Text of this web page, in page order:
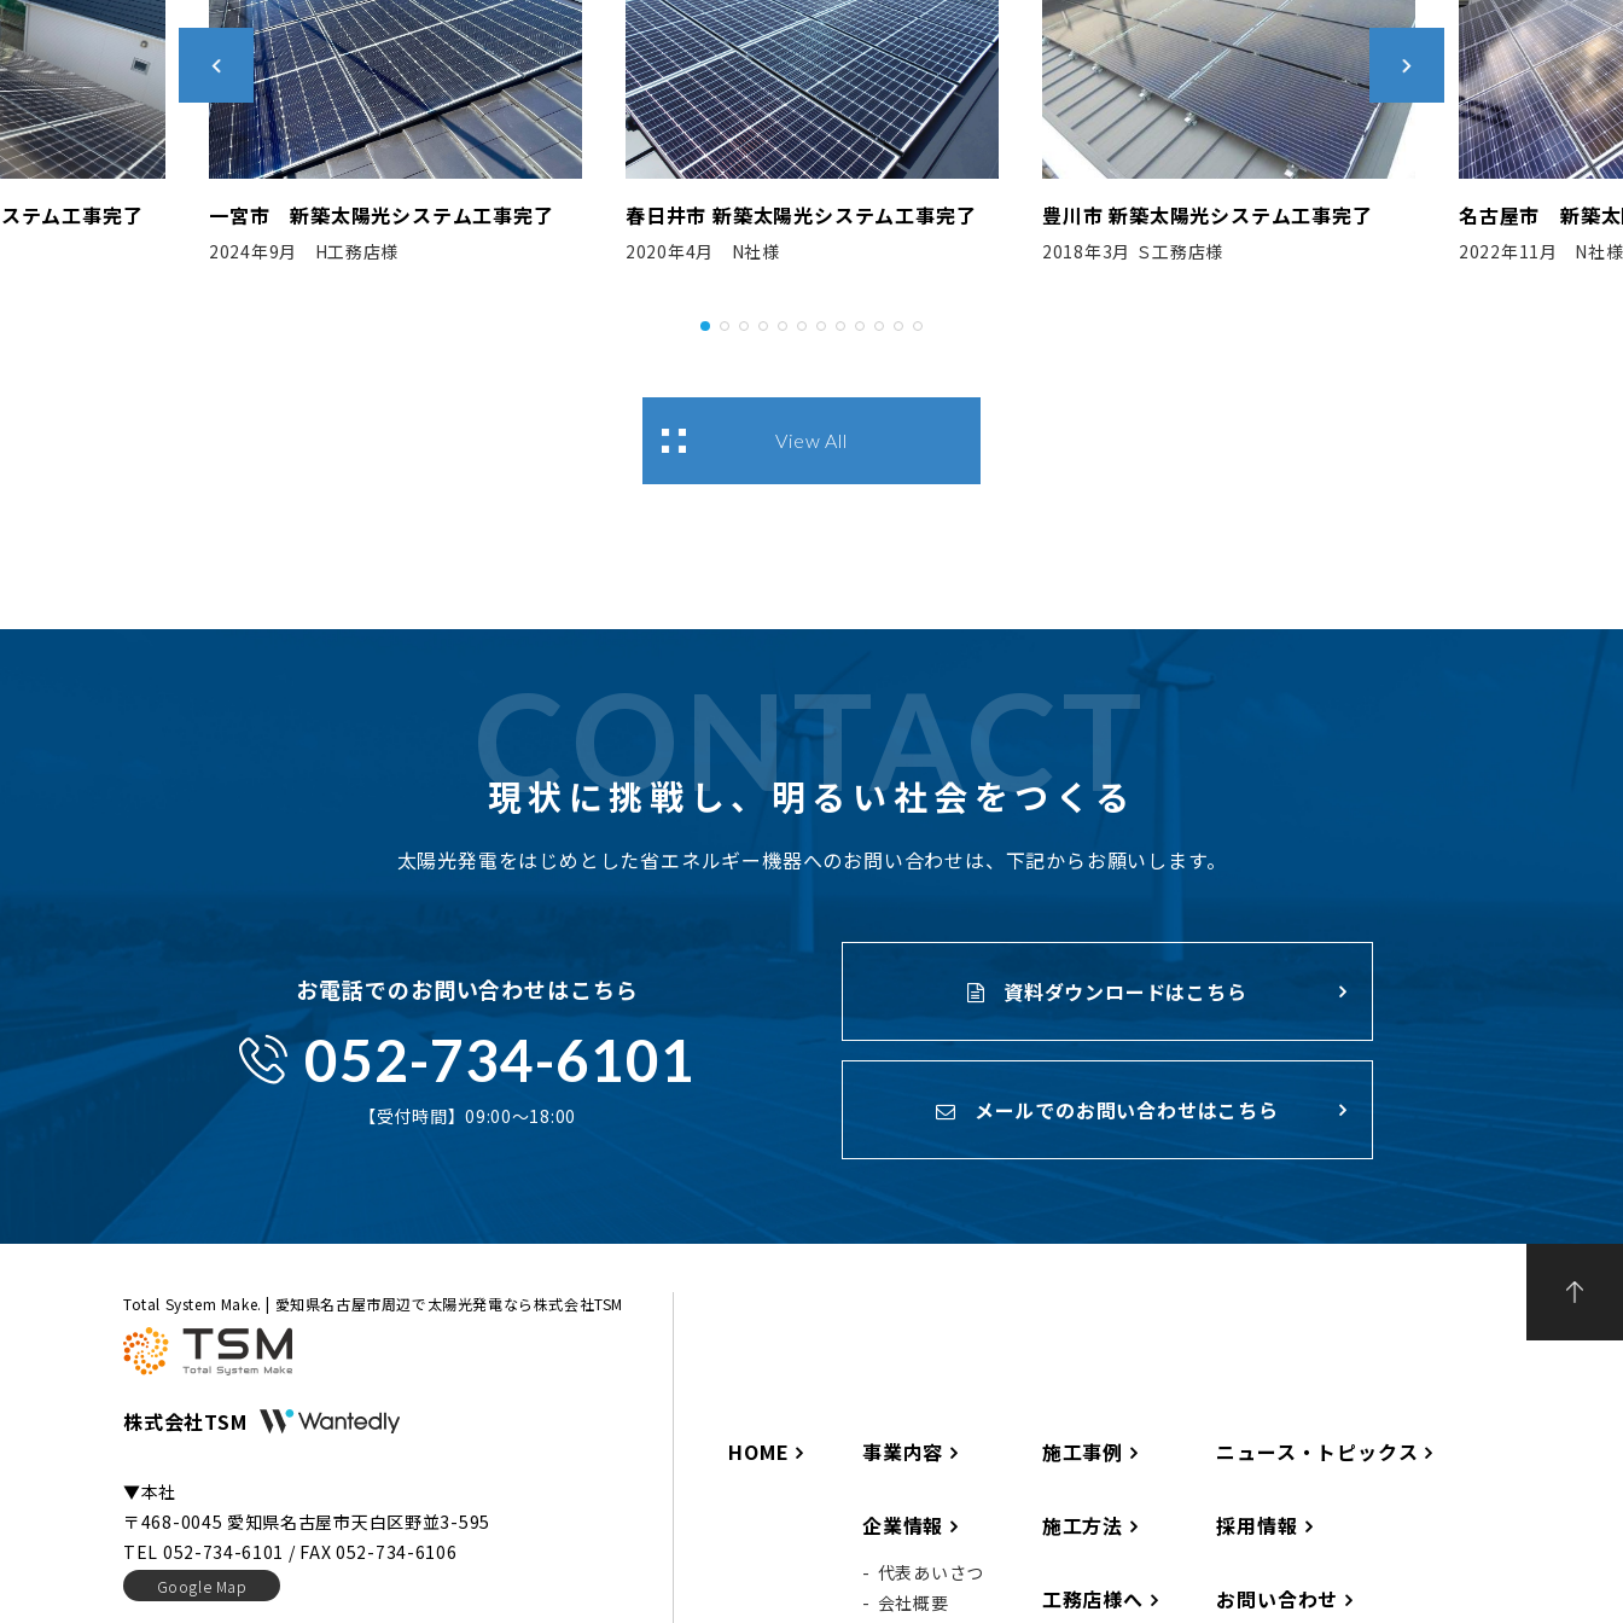
テム工事完了 春日井市 新築太陽光システム工事完了
2020年4月 N社様
豊川市 新築太陽光システム工事完了
2018年3月 Ｓ工務店様
名古屋市 新築太陽光システム工事完了
2022年11月 N社様
豊田市 新築太陽
2018年3月 Ｓ工務
View All
CONTACT
現状に挑戦し、明るい社会をつくる
太陽光発電をはじめとした省エネルギー機器へのお問い合わせは、下記からお願いします。
お電話でのお問い合わせはこちら
052-734-6101
【受付時間】09:00〜18:00
資料ダウンロードはこちら
メールでのお問い合わせはこちら
Total System Make. | 愛知県名古屋市周辺で太陽光発電なら株式会社TSM
株式会社TSM
▼本社
〒468-0045 愛知県名古屋市天白区野並3-595
TEL 052-734-6101 / FAX 052-734-6106
Google Map
HOME 事業内容
企業情報
代表あいさつ
会社概要
施工事例
施工方法
工務店様へ
ニュース・トピックス
採用情報
お問い合わせ